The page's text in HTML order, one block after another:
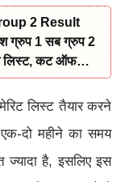
2 Result
ग्रुप 1 सब ग्रुप 2
लिस्ट, कट ऑफ
लिस्ट तैयार करने
दो महीने का समय
है, इसलिए इस